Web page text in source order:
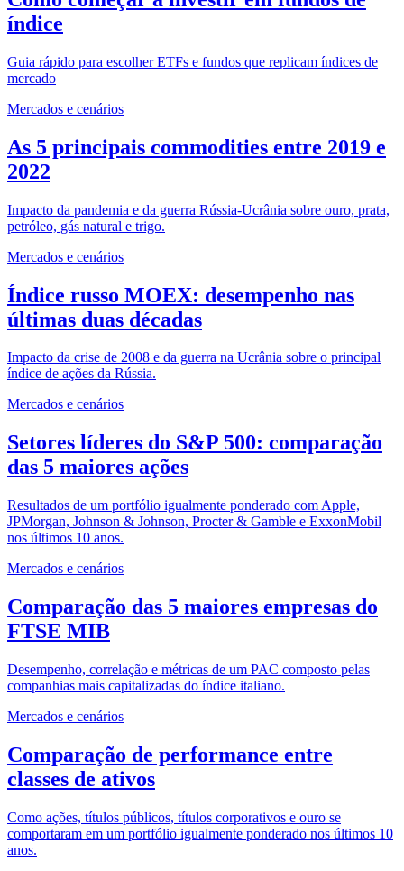
índice
Guia rápido para escolher ETFs e fundos que replicam índices de
mercado
Mercados e cenários
As 5 principais commodities entre 2019 e
2022
Impacto da pandemia e da guerra Rússia-Ucrânia sobre ouro, prata,
petróleo, gás natural e trigo.
Mercados e cenários
Índice russo MOEX: desempenho nas
últimas duas décadas
Impacto da crise de 2008 e da guerra na Ucrânia sobre o principal
índice de ações da Rússia.
Mercados e cenários
Setores líderes do S&P 500: comparação
das 5 maiores ações
Resultados de um portfólio igualmente ponderado com Apple,
JPMorgan, Johnson & Johnson, Procter & Gamble e ExxonMobil
nos últimos 10 anos.
Mercados e cenários
Comparação das 5 maiores empresas do
FTSE MIB
Desempenho, correlação e métricas de um PAC composto pelas
companhias mais capitalizadas do índice italiano.
Mercados e cenários
Comparação de performance entre
classes de ativos
Como ações, títulos públicos, títulos corporativos e ouro se
comportaram em um portfólio igualmente ponderado nos últimos 10
anos.